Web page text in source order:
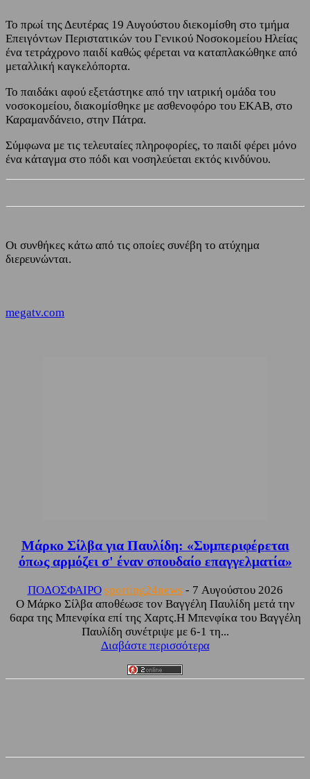
Το πρωί της Δευτέρας 19 Αυγούστου διεκομίσθη στο τμήμα
Επειγόντων Περιστατικών του Γενικού Νοσοκομείου Ηλείας
ένα τετράχρονο παιδί καθώς φέρεται να καταπλακώθηκε από
μεταλλική καγκελόπορτα.
Το παιδάκι αφού εξετάστηκε από την ιατρική ομάδα του
νοσοκομείου, διακομίσθηκε με ασθενοφόρο του ΕΚΑΒ, στο
Καραμανδάνειο, στην Πάτρα.
Σύμφωνα με τις τελευταίες πληροφορίες, το παιδί φέρει μόνο
ένα κάταγμα στο πόδι και νοσηλεύεται εκτός κινδύνου.
Οι συνθήκες κάτω από τις οποίες συνέβη το ατύχημα
διερευνώνται.
megatv.com
Μάρκο Σίλβα για Παυλίδη: «Συμπεριφέρεται
όπως αρμόζει σ' έναν σπουδαίο επαγγελματία»
ΠΟΔΟΣΦΑΙΡΟ sporting24news - 7 Αυγούστου 2026
Ο Μάρκο Σίλβα αποθέωσε τον Βαγγέλη Παυλίδη μετά την
6αρα της Μπενφίκα επί της Χαρτς.Η Μπενφίκα του Βαγγέλη
Παυλίδη συνέτριψε με 6-1 τη...
Διαβάστε περισσότερα